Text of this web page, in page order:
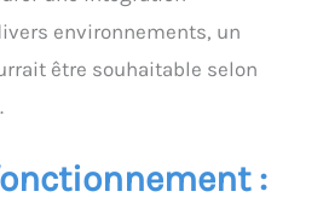
environnements, un
être souhaitable selon
: